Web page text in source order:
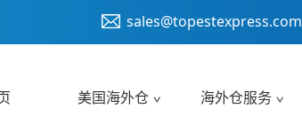
sales@topestexpress.com
美国海外仓 海外仓服务